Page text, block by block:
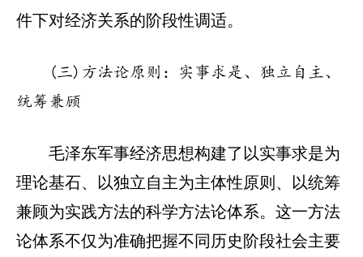
件下对经济关系的阶段性调适。
(三)方法论原则：实事求是、独立自主、
统筹兼顾
毛泽东军事经济思想构建了以实事求是为
理论基石、以独立自主为主体性原则、以统筹
兼顾为实践方法的科学方法论体系。这一方法
论体系不仅为准确把握不同历史阶段社会主要